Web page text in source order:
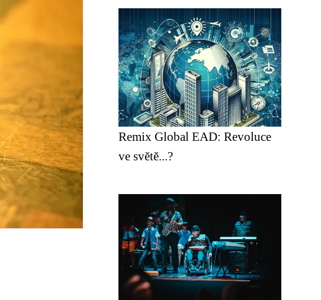
Remix Global EAD: Revoluce
ve světě...?